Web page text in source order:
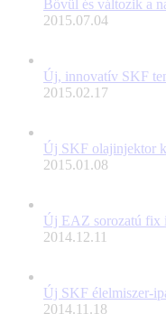
Bővül és változik a
2015.07.04
Új, innovatív SKF
2015.02.17
Új SKF olajinjektor
2015.01.08
Új EAZ sorozatú fix
2014.12.11
Új SKF élelmiszer-
2014.11.18